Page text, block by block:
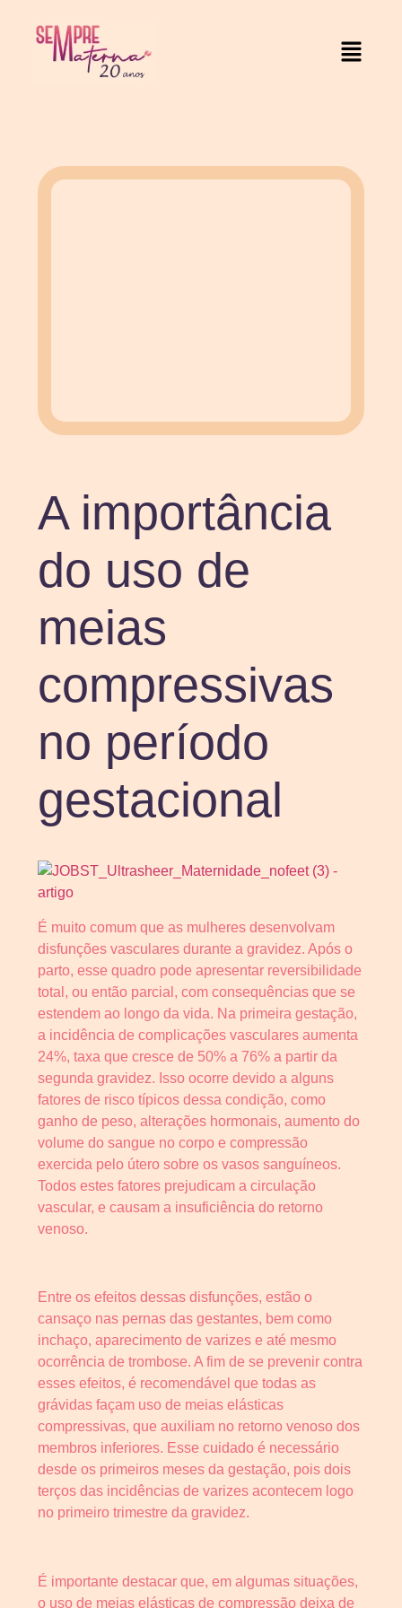
A importância
do uso de
meias
compressivas
no período
gestacional
É muito comum que as mulheres desenvolvam
disfunções vasculares durante a gravidez. Após o
parto, esse quadro pode apresentar reversibilidade
total, ou então parcial, com consequências que se
estendem ao longo da vida. Na primeira gestação,
a incidência de complicações vasculares aumenta
24%, taxa que cresce de 50% a 76% a partir da
segunda gravidez. Isso ocorre devido a alguns
fatores de risco típicos dessa condição, como
ganho de peso, alterações hormonais, aumento do
volume do sangue no corpo e compressão
exercida pelo útero sobre os vasos sanguíneos.
Todos estes fatores prejudicam a circulação
vascular, e causam a insuficiência do retorno
venoso.
Entre os efeitos dessas disfunções, estão o
cansaço nas pernas das gestantes, bem como
inchaço, aparecimento de varizes e até mesmo
ocorrência de trombose. A fim de se prevenir contra
esses efeitos, é recomendável que todas as
grávidas façam uso de meias elásticas
compressivas, que auxiliam no retorno venoso dos
membros inferiores. Esse cuidado é necessário
desde os primeiros meses da gestação, pois dois
terços das incidências de varizes acontecem logo
no primeiro trimestre da gravidez.
É importante destacar que, em algumas situações,
o uso de meias elásticas de compressão deixa de